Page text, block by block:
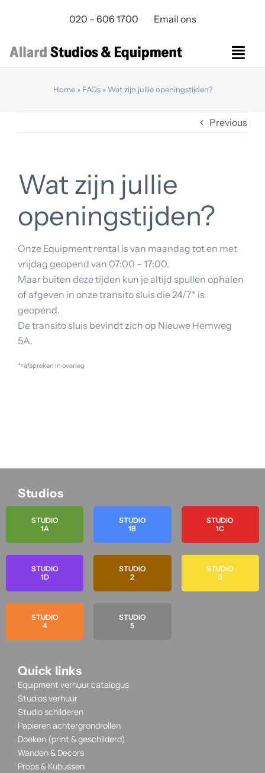
020 – 606 1700 Email ons
Studios Rental
Bereikbaarheid
Contact
Home» FAQs» Wat zijn jullie openingstijden?
Previous
Wat zijn jullie
openingstijden?
Onze Equipment rental is van maandag tot en met
vrijdag geopend van 07:00 – 17:00.
Maar buiten deze tijden kun je altijd spullen ophalen
of afgeven in onze transito sluis die 24/7* is
geopend.
De transito sluis bevindt zich op Nieuwe Hemweg
5A.
*=afspreken in overleg
Studios
STUDIO
1A
STUDIO
1D
STUDIO
4
STUDIO
1B
STUDIO
2
STUDIO
5
STUDIO
1C
STUDIO
3
Quick links
Equipment verhuur catalogus
Studios verhuur
Studio schilderen
Papieren achtergrondrollen
Doeken (print & geschilderd)
Wanden & Decors
Props & Kubussen